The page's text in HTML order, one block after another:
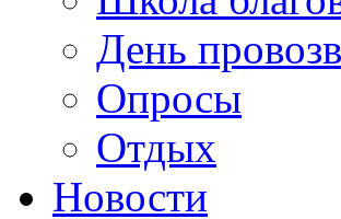
День
Опросы
Отдых
Новости